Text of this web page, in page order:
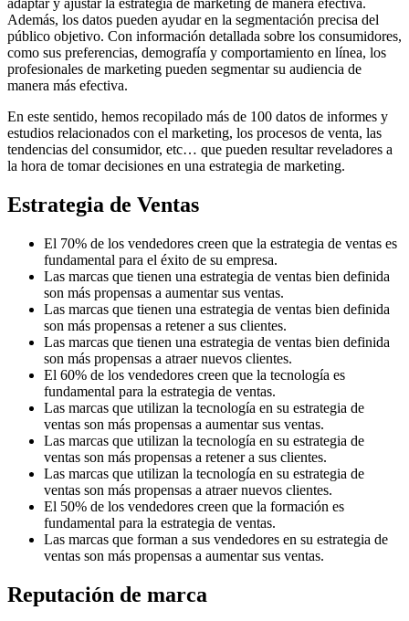
adaptar y ajustar la estrategia de marketing de manera efectiva.
Además, los datos pueden ayudar en la segmentación precisa del
público objetivo. Con información detallada sobre los consumidores,
como sus preferencias, demografía y comportamiento en línea, los
profesionales de marketing pueden segmentar su audiencia de
manera más efectiva.
En este sentido, hemos recopilado más de 100 datos de informes y
estudios relacionados con el marketing, los procesos de venta, las
tendencias del consumidor, etc… que pueden resultar reveladores a
la hora de tomar decisiones en una estrategia de marketing.
Estrategia de Ventas
El 70% de los vendedores creen que la estrategia de ventas es
fundamental para el éxito de su empresa.
Las marcas que tienen una estrategia de ventas bien definida
son más propensas a aumentar sus ventas.
Las marcas que tienen una estrategia de ventas bien definida
son más propensas a retener a sus clientes.
Las marcas que tienen una estrategia de ventas bien definida
son más propensas a atraer nuevos clientes.
El 60% de los vendedores creen que la tecnología es
fundamental para la estrategia de ventas.
Las marcas que utilizan la tecnología en su estrategia de
ventas son más propensas a aumentar sus ventas.
Las marcas que utilizan la tecnología en su estrategia de
ventas son más propensas a retener a sus clientes.
Las marcas que utilizan la tecnología en su estrategia de
ventas son más propensas a atraer nuevos clientes.
El 50% de los vendedores creen que la formación es
fundamental para la estrategia de ventas.
Las marcas que forman a sus vendedores en su estrategia de
ventas son más propensas a aumentar sus ventas.
Reputación de marca